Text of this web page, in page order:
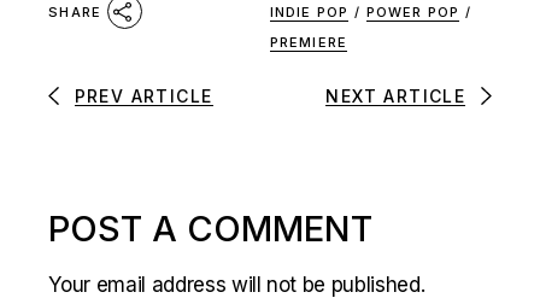
SHARE INDIE POP / POWER POP /
PREMIERE
PREV ARTICLE NEXT ARTICLE
POST A COMMENT
Your email address will not be published.